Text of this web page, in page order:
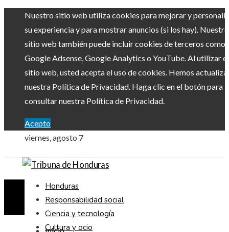
Nuestro sitio web utiliza cookies para mejorar y
su experiencia y para mostrar anuncios (si los hay). Nuestro
sitio web también puede incluir cookies de terceros como
Google Adsense, Google Analytics o YouTube. Al utilizar el
sitio web, usted acepta el uso de cookies. Hemos
nuestra Política de Privacidad. Haga clic en el botón para
consultar nuestra Política de Privacidad.
Acepto
viernes, agosto 7
Honduras
Responsabilidad social
Ciencia y tecnología
Cultura y ocio